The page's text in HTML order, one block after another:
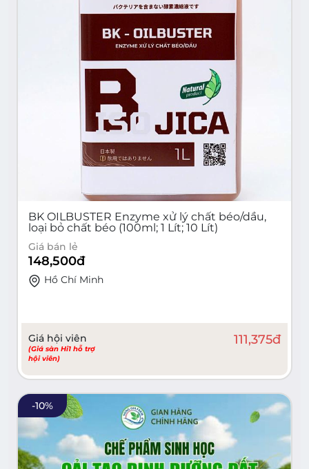
BK OILBUSTER Enzyme xử lý chất béo/dầu,
loại bỏ chất béo (100ml; 1 Lít; 10 Lít)
Giá bán lẻ
148,500đ
Hồ Chí Minh
Giá hội viên
(Giá sàn Hi1 hỗ trợ
hội viên)
111,375đ
-10%